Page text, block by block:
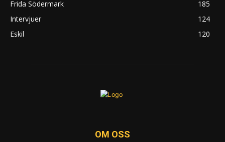
Frida Södermark
185
Intervjuer
124
Eskil
120
OM OSS